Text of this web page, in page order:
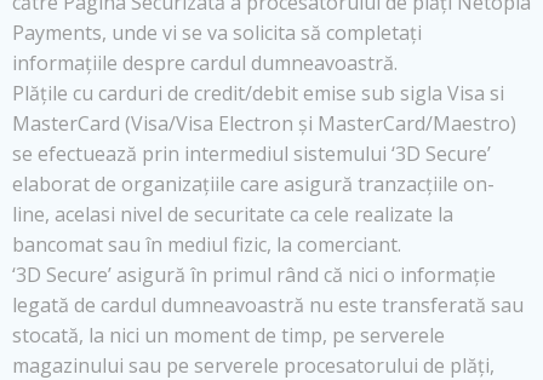
Payments, unde vi se va solicita să completați
informațiile despre cardul dumneavoastră.
Plățile cu carduri de credit/debit emise sub sigla Visa si
MasterCard (Visa/Visa Electron și MasterCard/Maestro)
se efectuează prin intermediul sistemului ‘3D Secure’
elaborat de organizațiile care asigură tranzacțiile on-
line, acelasi nivel de securitate ca cele realizate la
bancomat sau în mediul fizic, la comerciant.
‘3D Secure’ asigură în primul rând că nici o informație
legată de cardul dumneavoastră nu este transferată sau
stocată, la nici un moment de timp, pe serverele
magazinului sau pe serverele procesatorului de plăți,